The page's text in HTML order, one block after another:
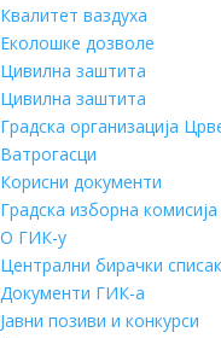
Квалитет ваздуха
Еколошке дозволе
Цивилна заштита
Цивилна заштита
Градска организација
Ватрогасци
Корисни документи
Градска изборна комисија
О ГИК-у
Централни бирачки списак
Документи ГИК-а
Јавни позиви и конкурси